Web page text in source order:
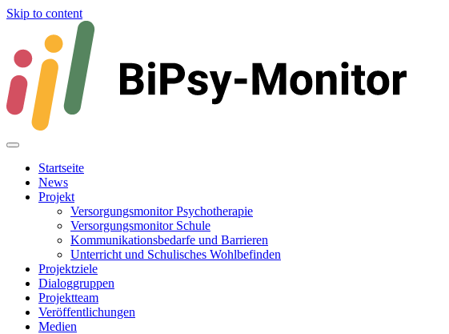
Skip to content
Startseite
News
Projekt
Versorgungsmonitor Psychotherapie
Versorgungsmonitor Schule
Kommunikationsbedarfe und Barrieren
Unterricht und Schulisches Wohl­befinden
Projektziele
Dialoggruppen
Projektteam
Veröffentlichungen
Medien